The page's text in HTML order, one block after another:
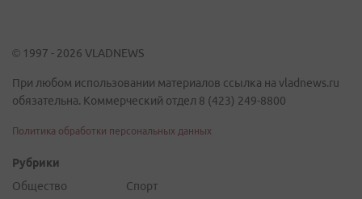
© 1997 - 2026 VLADNEWS
При любом использовании материалов ссылка на vladnews.ru
обязательна. Коммерческий отдел 8 (423) 249-8800
Политика обработки персональных данных
Рубрики
Общество
Спорт